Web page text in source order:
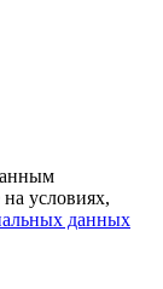
условиях,
данных